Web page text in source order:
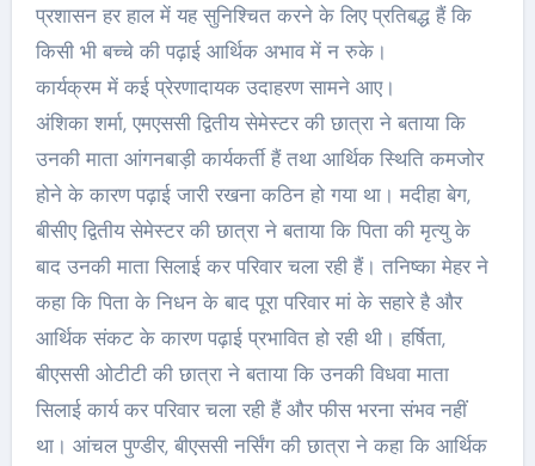
प्रशासन हर हाल में यह सुनिश्चित करने के लिए प्रतिबद्ध हैं कि
किसी भी बच्चे की पढ़ाई आर्थिक अभाव में न रुके।
कार्यक्रम में कई प्रेरणादायक उदाहरण सामने आए।
अंशिका शर्मा, एमएससी द्वितीय सेमेस्टर की छात्रा ने बताया कि
उनकी माता आंगनबाड़ी कार्यकर्ती हैं तथा आर्थिक स्थिति कमजोर
होने के कारण पढ़ाई जारी रखना कठिन हो गया था। मदीहा बेग,
बीसीए द्वितीय सेमेस्टर की छात्रा ने बताया कि पिता की मृत्यु के
बाद उनकी माता सिलाई कर परिवार चला रही हैं। तनिष्का मेहर ने
कहा कि पिता के निधन के बाद पूरा परिवार मां के सहारे है और
आर्थिक संकट के कारण पढ़ाई प्रभावित हो रही थी। हर्षिता,
बीएससी ओटीटी की छात्रा ने बताया कि उनकी विधवा माता
सिलाई कार्य कर परिवार चला रही हैं और फीस भरना संभव नहीं
था। आंचल पुण्डीर, बीएससी नर्सिंग की छात्रा ने कहा कि आर्थिक